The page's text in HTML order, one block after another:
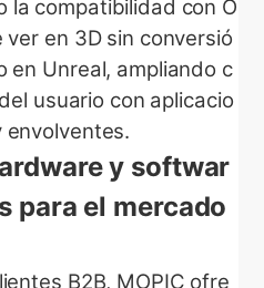
la compatibilidad con O
ver en 3D sin conversió
en Unreal, ampliando c
usuario con aplicacio
envolventes.
y softwar
para el mercado
B2B, MOPIC ofre